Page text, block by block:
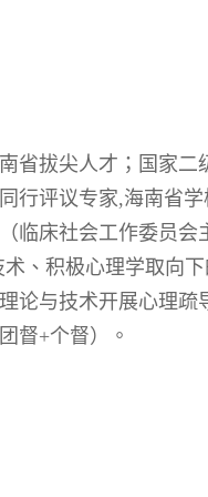
省拔尖人才；国家二
行评议专家,海南省
临床社会工作委员会
、积极心理学取向下
论与技术开展心理疏
督+个督）。